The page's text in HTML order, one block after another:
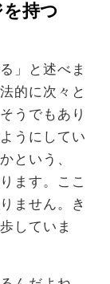
持つ
」と述べま
的に次々と
うでもあり
うにしてい
という、
ます。ここ
ません。き
していま